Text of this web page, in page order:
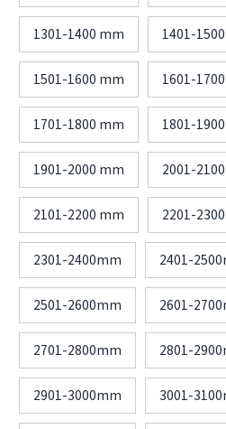
1301-1400 mm 1401-
1501-1600 mm 1601-
1701-1800 mm 1801-
1901-2000 mm 2001-
2101-2200 mm 2201-
2301-2400mm 2401-
2501-2600mm 2601-
2701-2800mm 2801-
2901-3000mm 3001-